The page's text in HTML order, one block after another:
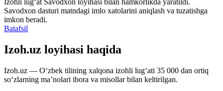
Savodxon dasturi matndagi imlo xatolarini aniqlash va tuzatishga
imkon beradi.
Batafsil
Izoh.uz loyihasi haqida
Izoh.uz — O‘zbek tilining xalqona izohli lug‘ati 35 000 dan ortiq
so‘zlarning ma’nolari ibora va misollar bilan keltirilgan.